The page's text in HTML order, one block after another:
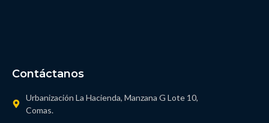
Contáctanos
Urbanización La Hacienda, Manzana G Lote 10,
Comas.